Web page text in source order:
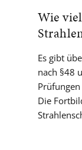
Wie
Es gibt
nach §48
Die